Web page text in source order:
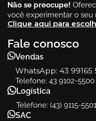
Não se preocupe!
você experimentar o seu
Clique aqui para
Fale conosco
Vendas
WhatsApp: 43 99165
Telefone: 43 9102-5500
Logística
Telefone: (43) 9115-5501
SAC